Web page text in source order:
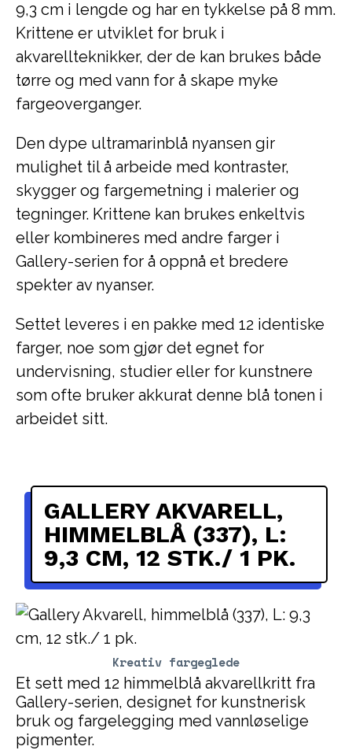
9,3 cm i lengde og har en tykkelse på 8 mm.
Krittene er utviklet for bruk i
akvarellteknikker, der de kan brukes både
tørre og med vann for å skape myke
fargeoverganger.
Den dype ultramarinblå nyansen gir
mulighet til å arbeide med kontraster,
skygger og fargemetning i malerier og
tegninger. Krittene kan brukes enkeltvis
eller kombineres med andre farger i
Gallery-serien for å oppnå et bredere
spekter av nyanser.
Settet leveres i en pakke med 12 identiske
farger, noe som gjør det egnet for
undervisning, studier eller for kunstnere
som ofte bruker akkurat denne blå tonen i
arbeidet sitt.
Kreativ fargeglede
GALLERY AKVARELL,
HIMMELBLÅ (337), L:
9,3 CM, 12 STK./ 1 PK.
Et sett med 12 himmelblå akvarellkritt fra
Gallery-serien, designet for kunstnerisk
bruk og fargelegging med vannløselige
pigmenter.